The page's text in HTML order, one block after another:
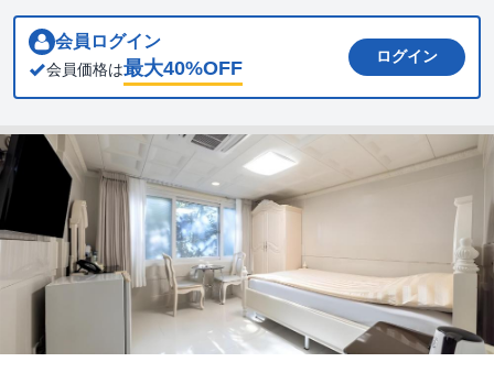
会員ログイン
会員価格は最大40%OFF
ログイン